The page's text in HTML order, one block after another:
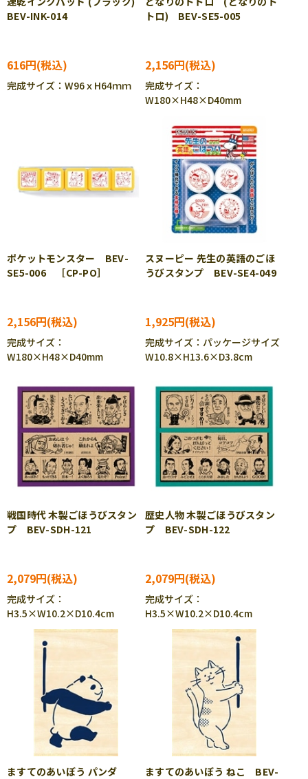
BEV-INK-014
616円
完成サイズ：W96ｘH64ｍｍ
トロ) BEV-SE5-005
2,156円
完成サイズ：
W180×H48×D40mm
ポケットモンスター BEV-
SE5-006 ［CP-PO］
2,156円
完成サイズ：
W180×H48×D40mm
スヌーピー 先生の英語のごほ
うびスタンプ BEV-SE4-049
1,925円
完成サイズ：パッケージサイズ
W10.8×H13.6×D3.8cm
戦国時代 木製ごほうびスタン
プ BEV-SDH-121
2,079円
完成サイズ：
H3.5×W10.2×D10.4cm
歴史人物 木製ごほうびスタン
プ BEV-SDH-122
2,079円
完成サイズ：
H3.5×W10.2×D10.4cm
ますてのあいぼう パンダ ますてのあいぼう ねこ BEV-